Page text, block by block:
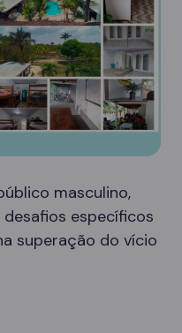
masculino,
específicos
superação do vício